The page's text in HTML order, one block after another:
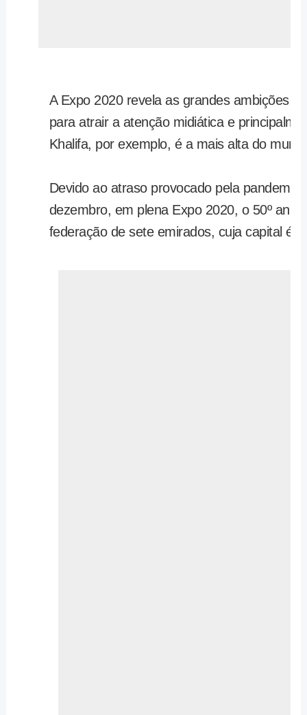
A Expo 2020 revela as grandes ambições
para atrair a atenção midiática e
Khalifa, por exemplo, é a mais alta do
Devido ao atraso provocado pela
dezembro, em plena Expo 2020, o 50º
federação de sete emirados, cuja capital é